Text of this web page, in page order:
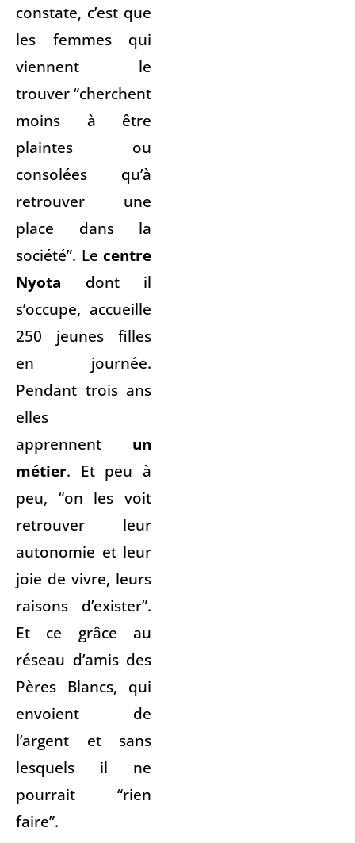
constate, c’est que
les femmes qui
viennent le
trouver “cherchent
moins à être
plaintes ou
consolées qu’à
retrouver une
place dans la
société”. Le centre
Nyota dont il
s’occupe, accueille
250 jeunes filles
en journée.
Pendant trois ans
elles
apprennent un
métier. Et peu à
peu, “on les voit
retrouver leur
autonomie et leur
joie de vivre, leurs
raisons d’exister”.
Et ce grâce au
réseau d’amis des
Pères Blancs, qui
envoient de
l’argent et sans
lesquels il ne
pourrait “rien
faire”.